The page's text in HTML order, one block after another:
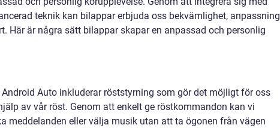
teknik kan bilappar erbjuda oss bekvämlighet, anpassning
Här är några sätt bilappar skapar en anpassad och personlig
Auto inkluderar röststyrning som gör det möjligt för oss
av vår röst. Genom att enkelt ge röstkommandon kan vi
meddelanden eller välja musik utan att ta ögonen från vägen